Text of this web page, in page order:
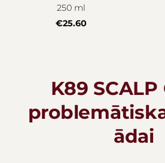
250 ml
€25.60
K89 SCALP
ādai